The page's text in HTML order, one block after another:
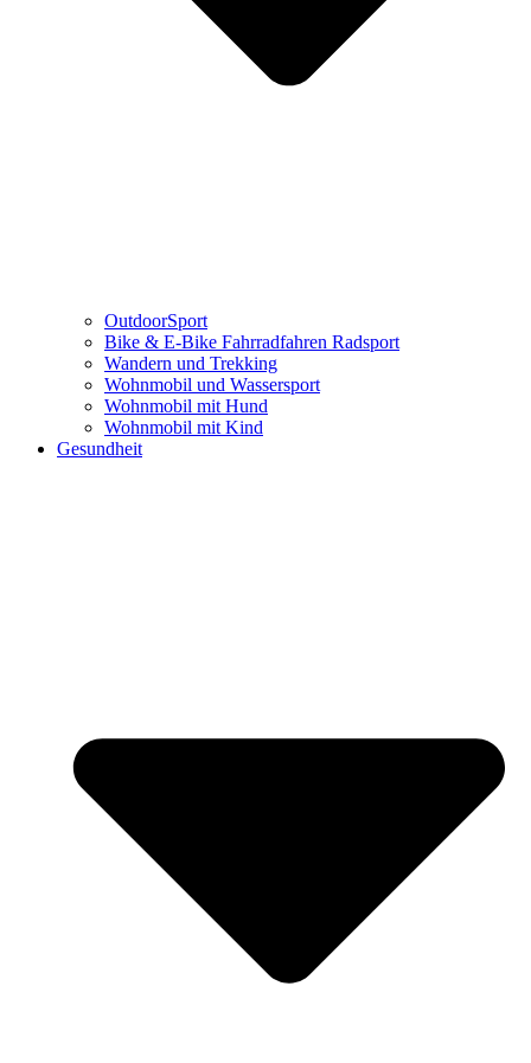
OutdoorSport
Bike & E-Bike Fahrradfahren Radsport
Wandern und Trekking
Wohnmobil und Wassersport
Wohnmobil mit Hund
Wohnmobil mit Kind
Gesundheit